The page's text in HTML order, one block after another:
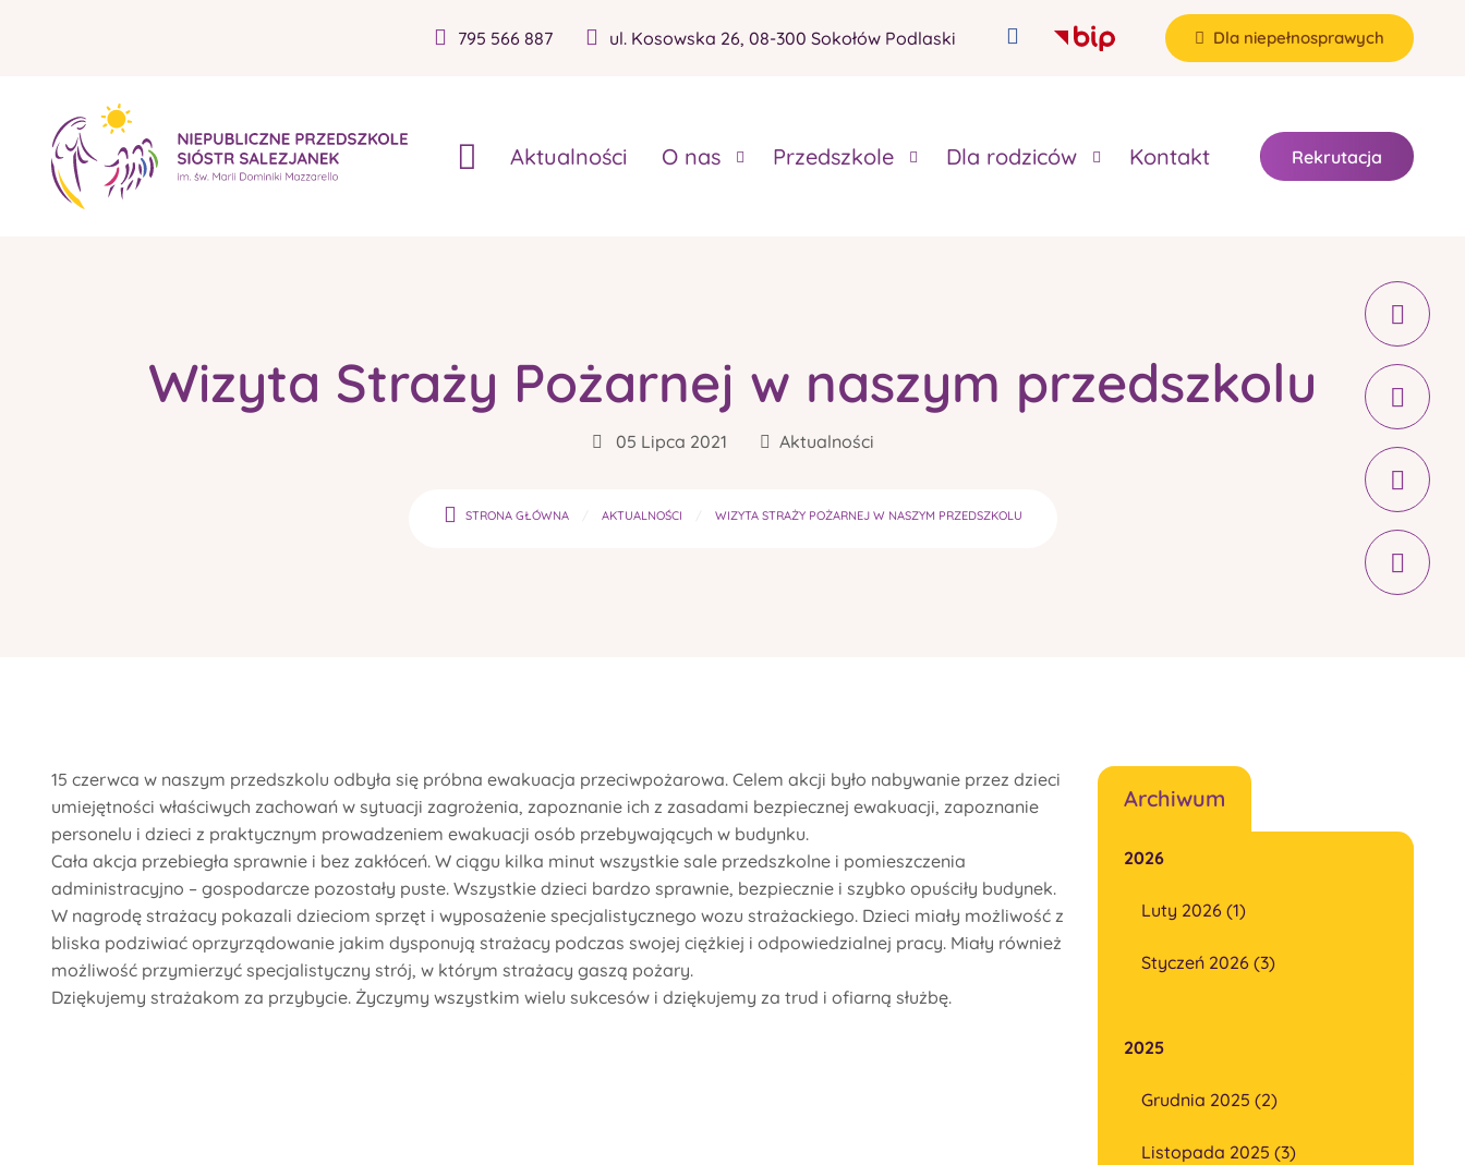
795 566 887 ul. Kosowska 26, 08-300 Sokołów Podlaski Dla niepełnosprawych
Aktualności O nas Przedszkole Dla rodziców Kontakt Rekrutacja
Wizyta Straży Pożarnej w naszym przedszkolu
05 Lipca 2021 Aktualności
STRONA GŁÓWNA AKTUALNOŚCI WIZYTA STRAŻY POŻARNEJ W NASZYM PRZEDSZKOLU
15 czerwca w naszym przedszkolu odbyła się próbna ewakuacja przeciwpożarowa. Celem akcji było nabywanie przez dzieci
umiejętności właściwych zachowań w sytuacji zagrożenia, zapoznanie ich z zasadami bezpiecznej ewakuacji, zapoznanie
personelu i dzieci z praktycznym prowadzeniem ewakuacji osób przebywających w budynku.
Cała akcja przebiegła sprawnie i bez zakłóceń. W ciągu kilka minut wszystkie sale przedszkolne i pomieszczenia
administracyjno – gospodarcze pozostały puste. Wszystkie dzieci bardzo sprawnie, bezpiecznie i szybko opuściły budynek.
W nagrodę strażacy pokazali dzieciom sprzęt i wyposażenie specjalistycznego wozu strażackiego. Dzieci miały możliwość z
bliska podziwiać oprzyrządowanie jakim dysponują strażacy podczas swojej ciężkiej i odpowiedzialnej pracy. Miały również
możliwość przymierzyć specjalistyczny strój, w którym strażacy gaszą pożary.
Dziękujemy strażakom za przybycie. Życzymy wszystkim wielu sukcesów i dziękujemy za trud i ofiarną służbę.
Archiwum
2026
Luty 2026 (1)
Styczeń 2026 (3)
2025
Grudnia 2025 (2)
Listopada 2025 (3)